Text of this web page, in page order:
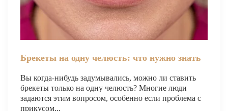
Синус-лифтинг и костная пластика
Наращивание кости для имплантации
Имплантация верхней челюсти
Импланты Dentium
Брекеты на одну челюсть: что нужно знать
Вы когда-нибудь задумывались, можно ли ставить
брекеты только на одну челюсть? Многие люди
задаются этим вопросом, особенно если проблема с
прикусом...